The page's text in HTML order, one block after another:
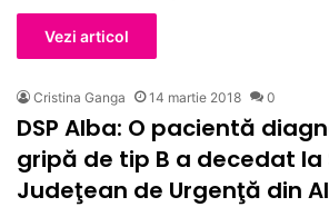
Vezi articol
Cristina Ganga 14 martie 2018 0
DSP Alba: O pacientă
gripă de tip B a decedat la
Judeţean de Urgenţă din